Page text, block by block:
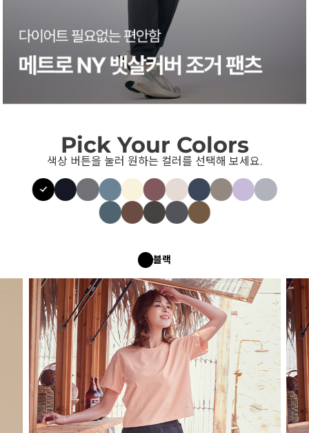
Pick Your Colors
색상 버튼을 눌러 원하는 컬러를 선택해 보세요.
블랙